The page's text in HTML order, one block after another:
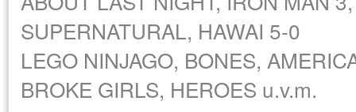
SUPERNATURAL, HAWAI 5-0
LEGO NINJAGO, BONES,
BROKE GIRLS, HEROES u.v.m.